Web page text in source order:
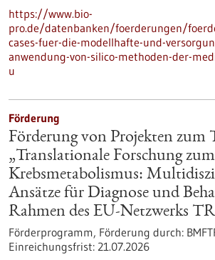
https://www.bio-
pro.de/datenbanken/foerderungen/
cases-fuer-die-modellhafte-und-
anwendung-von-silico-methoden-der-
u
Förderung
Förderung von Projekten zum
„Translationale Forschung zum
Krebsmetabolismus:
Ansätze für Diagnose und
Rahmen des EU-Netzwerks
Förderprogramm, Förderung durch:
Einreichungsfrist: 21.07.2026